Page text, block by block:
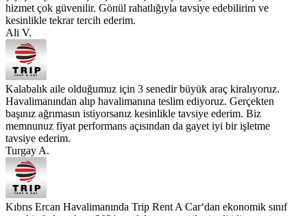
hizmet çok güvenilir. Gönül rahatlığıyla tavsiye edebilirim ve
kesinlikle tekrar tercih ederim.
Ali V.
Kalabalık aile olduğumuz için 3 senedir büyük araç kiralıyoruz.
Havalimanından alıp havalimanına teslim ediyoruz. Gerçekten
başınız ağrımasın istiyorsanız kesinlikle tavsiye ederim. Biz
memnunuz fiyat performans açısından da gayet iyi bir işletme
tavsiye ederim.
Turgay A.
Kıbrıs Ercan Havalimanında Trip Rent A Car‘dan ekonomik sınıf